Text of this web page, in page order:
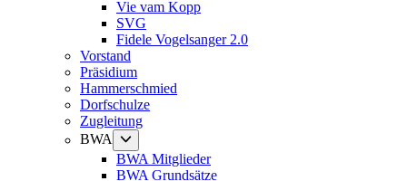
Vie vam Kopp
SVG
Fidele Vogelsanger 2.0
Vorstand
Präsidium
Hammerschmied
Dorfschulze
Zugleitung
BWA
Untermenü
anzeigen
BWA Mitglieder
BWA Grundsätze